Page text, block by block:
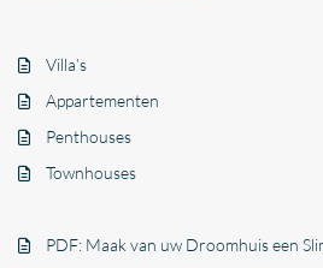
Villa’s
Appartementen
Penthouses
Townhouses
PDF: Maak van uw Droomhuis een